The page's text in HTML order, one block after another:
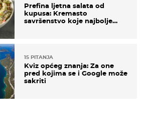
Prefina ljetna salata od
kupusa: Kremasto
savršenstvo koje najbolje
15 PITANJA
Kviz općeg znanja: Za one
pred kojima se i Google može
sakriti